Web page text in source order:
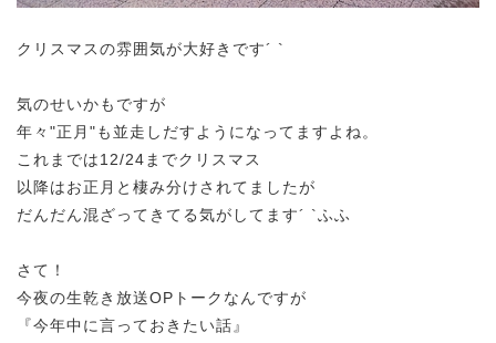
クリスマスの雰囲気が大好きです´ `
気のせいかもですが
年々"正月"も並走しだすようになってますよね。
これまでは12/24までクリスマス
以降はお正月と棲み分けされてましたが
だんだん混ざってきてる気がしてます´ `ふふ
さて！
今夜の生乾き放送OPトークなんですが
『今年中に言っておきたい話』